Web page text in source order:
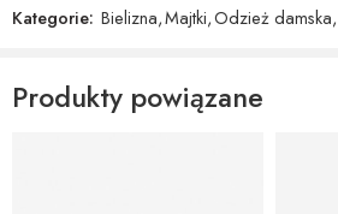
Kategorie: Bielizna,Majtki,Odzież damska,
Produkty powiązane